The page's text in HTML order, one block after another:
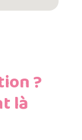
?
là